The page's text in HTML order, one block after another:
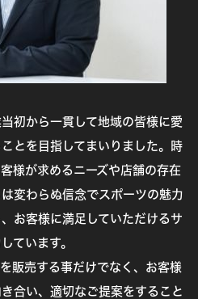
初から一貫して地域の皆様に愛
とを目指してまいりました。時
様が求めるニーズや店舗の存在
変わらぬ信念でスポーツの魅力
お客様に満足していただけるサ
ています。
販売する事だけでなく、お客様
合い、適切なご提案をすること